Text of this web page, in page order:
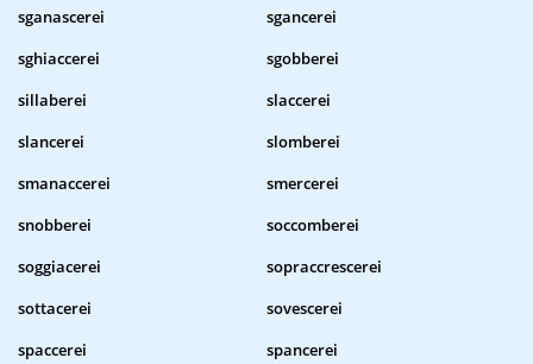
sganascerei
sgancerei
sghiaccerei
sgobberei
sillaberei
slaccerei
slancerei
slomberei
smanaccerei
smercerei
snobberei
soccomberei
soggiacerei
sopraccrescerei
sottacerei
sovescerei
spaccerei
spancerei